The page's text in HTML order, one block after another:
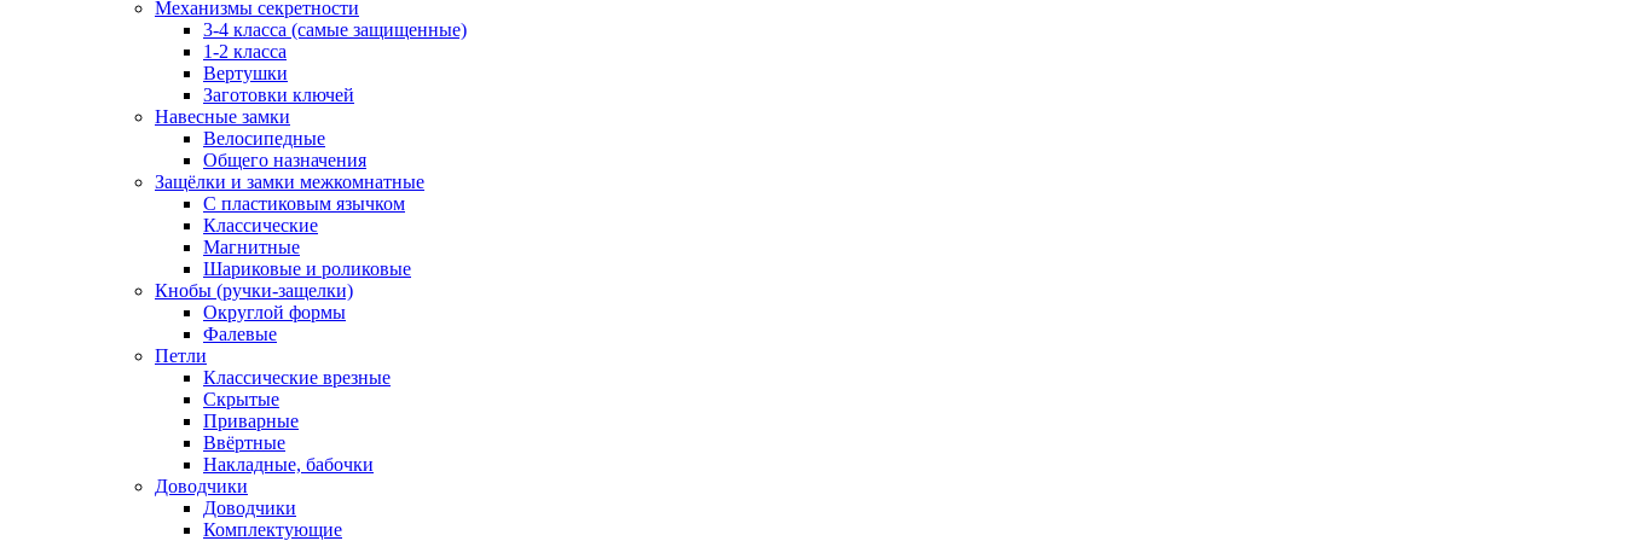
Механизмы секретности
3-4 класса (самые защищенные)
1-2 класса
Вертушки
Заготовки ключей
Навесные замки
Велосипедные
Общего назначения
Защёлки и замки межкомнатные
С пластиковым язычком
Классические
Магнитные
Шариковые и роликовые
Кнобы (ручки-защелки)
Округлой формы
Фалевые
Петли
Классические врезные
Скрытые
Приварные
Ввёртные
Накладные, бабочки
Доводчики
Доводчики
Комплектующие